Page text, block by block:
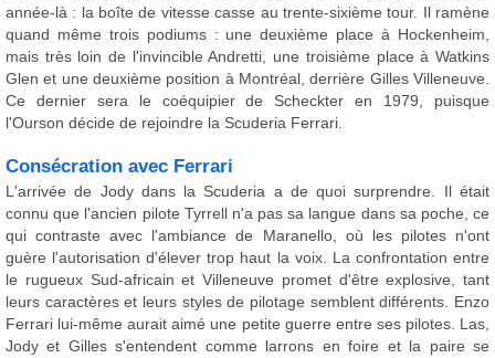
année-là : la boîte de vitesse casse au trente-sixième tour. Il ramène
quand même trois podiums : une deuxième place à Hockenheim,
mais très loin de l'invincible Andretti, une troisième place à Watkins
Glen et une deuxième position à Montréal, derrière Gilles Villeneuve.
Ce dernier sera le coéquipier de Scheckter en 1979, puisque
l'Ourson décide de rejoindre la Scuderia Ferrari.
Consécration avec Ferrari
L'arrivée de Jody dans la Scuderia a de quoi surprendre. Il était
connu que l'ancien pilote Tyrrell n'a pas sa langue dans sa poche, ce
qui contraste avec l'ambiance de Maranello, où les pilotes n'ont
guère l'autorisation d'élever trop haut la voix. La confrontation entre
le rugueux Sud-africain et Villeneuve promet d'être explosive, tant
leurs caractères et leurs styles de pilotage semblent différents. Enzo
Ferrari lui-même aurait aimé une petite guerre entre ses pilotes. Las,
Jody et Gilles s'entendent comme larrons en foire et la paire se